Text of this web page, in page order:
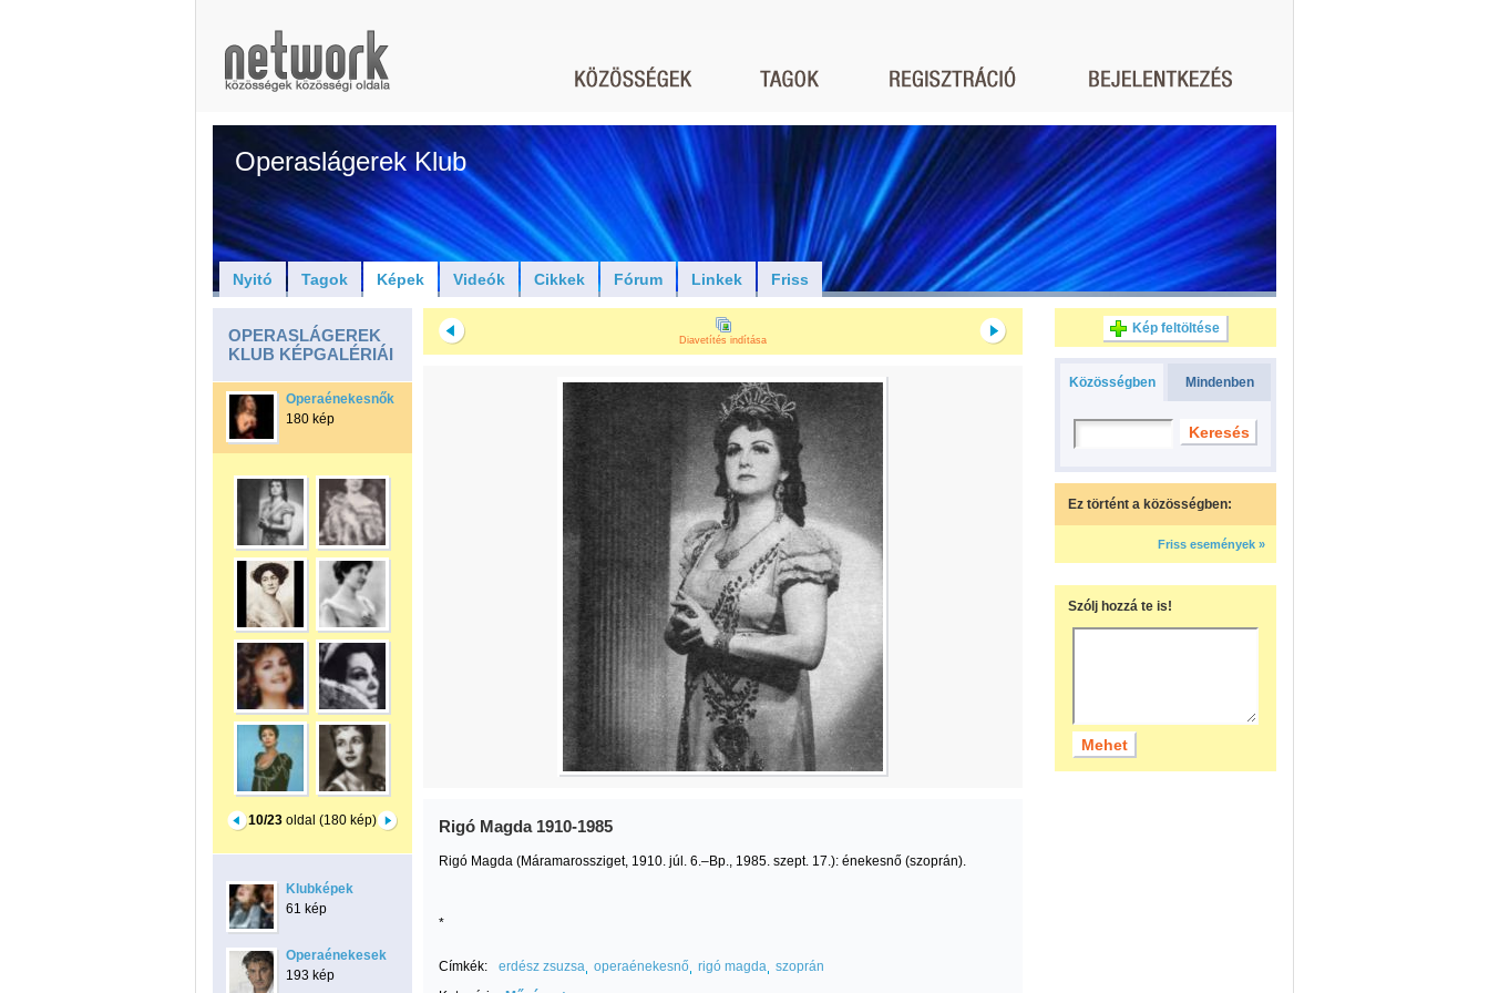
Operaslágerek Klub
Nyitó Tagok Képek Videók Cikkek Fórum Linkek Friss
OPERASLÁGEREK
KLUB KÉPGALÉRIÁI
Operaénekesnők
180 kép
10/23 oldal (180 kép)
Klubképek
61 kép
Operaénekesek
193 kép
Diavetítés indítása
Rigó Magda 1910-1985
Rigó Magda (Máramarossziget, 1910. júl. 6.–Bp., 1985. szept. 17.): énekesnő (szoprán).
*
Címkék: erdész zsuzsa operaénekesnő rigó magda szoprán
Kép feltöltése
Közösségben Mindenben
Ez történt a közösségben:
Friss események »
Szólj hozzá te is!